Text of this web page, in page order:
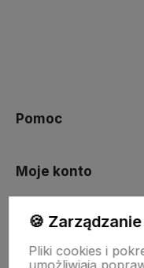
Pomoc
Moje konto
Płatności i dostawa
🍪
Pliki cookies i
umożliwiają